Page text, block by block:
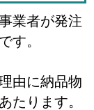
業者が発注
す。
由に納品物
たります。